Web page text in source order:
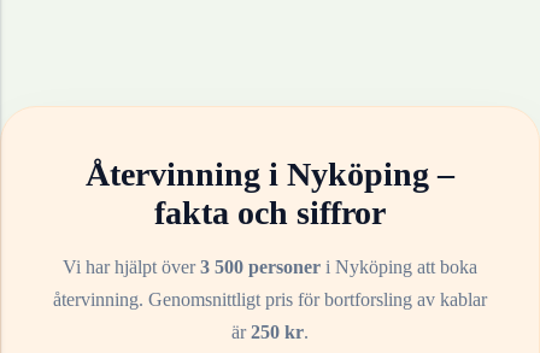
Återvinning i Nyköping–
fakta och siffror
Vi har hjälpt över3 500 personer i Nyköping att boka
återvinning. Genomsnittligt pris för bortforsling av kablar
är250 kr.